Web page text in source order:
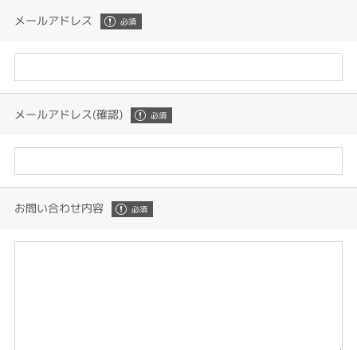
メールアドレス
メールアドレス(確認)
お問い合わせ内容